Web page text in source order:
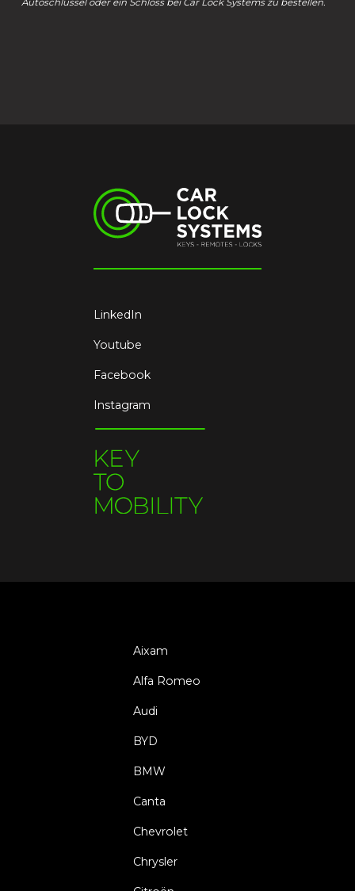
Autoschlüssel oder ein Schloss bei Car Lock Systems zu bestellen.
LinkedIn
Youtube
Facebook
Instagram
Aixam
Alfa Romeo
Audi
BYD
BMW
Canta
Chevrolet
Chrysler